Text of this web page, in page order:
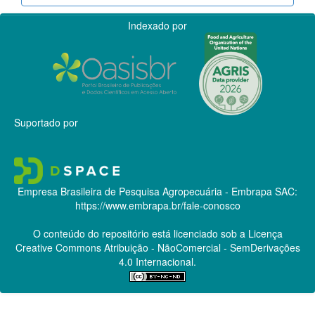
Indexado por
Suportado por
Empresa Brasileira de Pesquisa Agropecuária - Embrapa SAC:
https://www.embrapa.br/fale-conosco
O conteúdo do repositório está licenciado sob a Licença
Creative CommonsAtribuição - NãoComercial - SemDerivações
4.0 Internacional.